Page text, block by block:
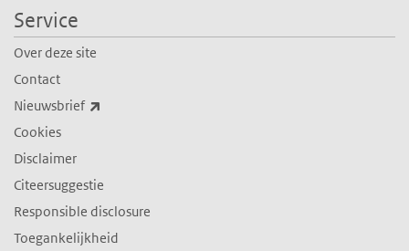
Service
Over deze site
Contact
Nieuwsbrief
Cookies
Disclaimer
Citeersuggestie
Responsible disclosure
Toegankelijkheid